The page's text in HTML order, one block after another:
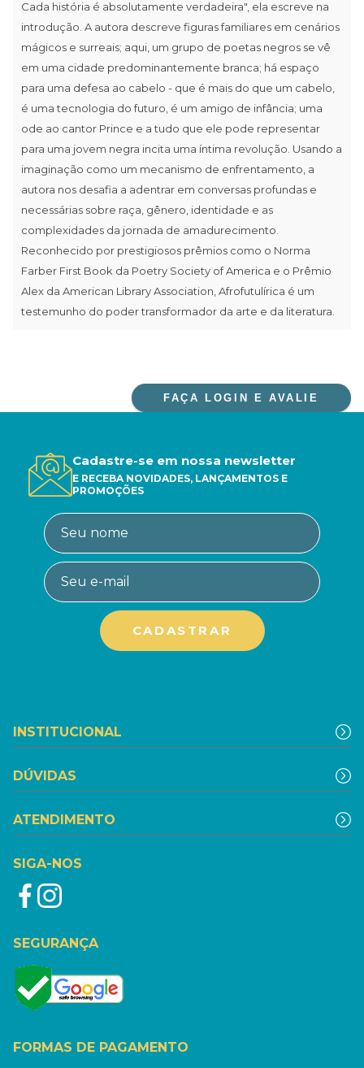
Cada história é absolutamente verdadeira", ela escreve na
introdução. A autora descreve figuras familiares em cenários
mágicos e surreais; aqui, um grupo de poetas negros se vê
em uma cidade predominantemente branca; há espaço
para uma defesa ao cabelo - que é mais do que um cabelo,
é uma tecnologia do futuro, é um amigo de infância; uma
ode ao cantor Prince e a tudo que ele pode representar
para uma jovem negra incita uma íntima revolução. Usando a
imaginação como um mecanismo de enfrentamento, a
autora nos desafia a adentrar em conversas profundas e
necessárias sobre raça, gênero, identidade e as
complexidades da jornada de amadurecimento.
Reconhecido por prestigiosos prêmios como o Norma
Farber First Book da Poetry Society of America e o Prêmio
Alex da American Library Association, Afrofutulírica é um
testemunho do poder transformador da arte e da literatura.
FAÇA LOGIN E AVALIE
Cadastre-se em nossa newsletter
E RECEBA NOVIDADES, LANÇAMENTOS E
PROMOÇÕES
INSTITUCIONAL
DÚVIDAS
ATENDIMENTO
SIGA-NOS
SEGURANÇA
FORMAS DE PAGAMENTO